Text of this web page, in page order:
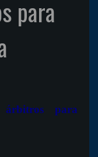
para
para